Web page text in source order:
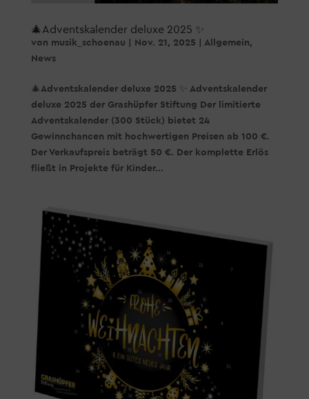
🎄Adventskalender deluxe 2025 ✨
von musik_schoenau Nov. 21, 2025 Allgemein,
News
🎄Adventskalender deluxe 2025 ✨ Adventskalender
deluxe 2025 der Grashüpfer Stiftung Der limitierte
Adventskalender (300 Stück) bietet 24
Gewinnchancen mit hochwertigen Preisen ab 100 €.
Der Verkaufspreis beträgt 50 €. Der komplette Erlös
fließt in Projekte für Kinder...